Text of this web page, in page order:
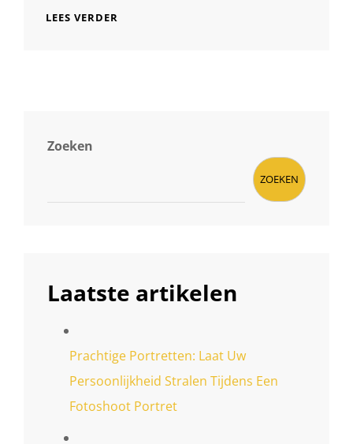
LEES VERDER
Zoeken
ZOEKEN
Laatste artikelen
Prachtige Portretten: Laat Uw
Persoonlijkheid Stralen Tijdens Een
Fotoshoot Portret